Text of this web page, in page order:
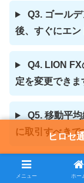
Q3. ゴール
後、すぐにエン
Q4. LION
定を変更できま
Q5. 移動平
に取引すべきで
公
メニュー ホー
ヒロセ